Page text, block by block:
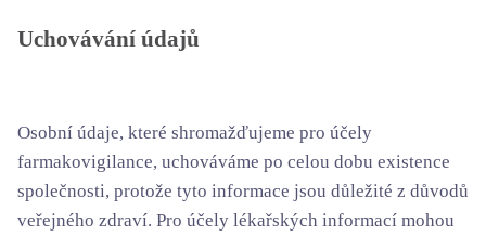
Uchovávání údajů
Osobní údaje, které shromažďujeme pro účely
farmakovigilance, uchováváme po celou dobu existence
společnosti, protože tyto informace jsou důležité z důvodů
veřejného zdraví. Pro účely lékařských informací mohou